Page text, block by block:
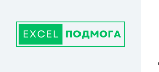
содержанию